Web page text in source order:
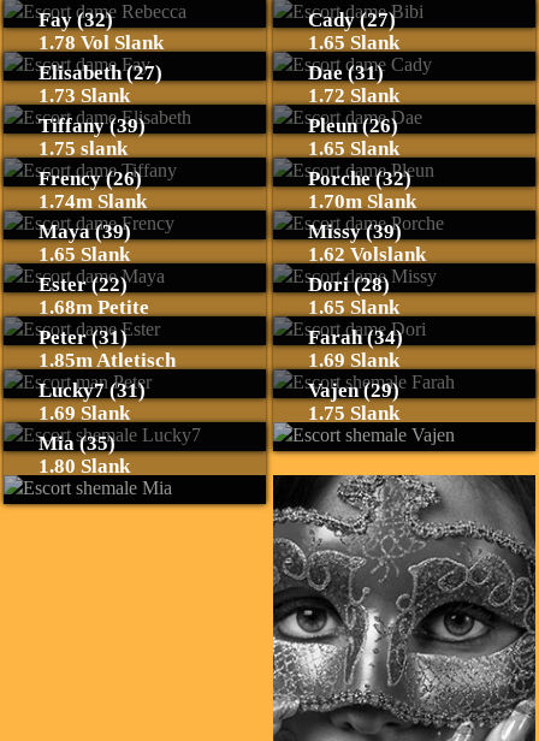
Fay (32)
1.78 Vol Slank
Cady (27)
1.65 Slank
Elisabeth (27)
1.73 Slank
Dae (31)
1.72 Slank
Tiffany (39)
1.75 slank
Pleun (26)
1.65 Slank
Frency (26)
1.74m Slank
Porche (32)
1.70m Slank
Maya (39)
1.65 Slank
Missy (39)
1.62 Volslank
Ester (22)
1.68m Petite
Dori (28)
1.65 Slank
Peter (31)
1.85m Atletisch
Farah (34)
1.69 Slank
Lucky7 (31)
1.69 Slank
Vajen (29)
1.75 Slank
Mia (35)
1.80 Slank